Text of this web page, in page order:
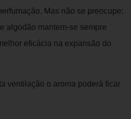
Mas não se preocupe:
algodão mantem-se sempre
eficácia na expansão do
ventilação o aroma poderá ficar